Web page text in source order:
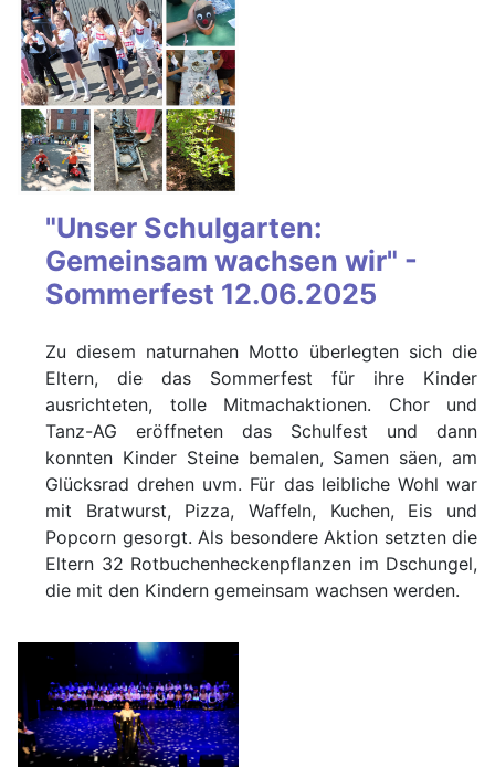
"Unser Schulgarten:
Gemeinsam wachsen wir" -
Sommerfest 12.06.2025
Zu diesem naturnahen Motto überlegten sich die
Eltern, die das Sommerfest für ihre Kinder
ausrichteten, tolle Mitmachaktionen. Chor und
Tanz-AG eröffneten das Schulfest und dann
konnten Kinder Steine bemalen, Samen säen, am
Glücksrad drehen uvm. Für das leibliche Wohl war
mit Bratwurst, Pizza, Waffeln, Kuchen, Eis und
Popcorn gesorgt. Als besondere Aktion setzten die
Eltern 32 Rotbuchenheckenpflanzen im Dschungel,
die mit den Kindern gemeinsam wachsen werden.